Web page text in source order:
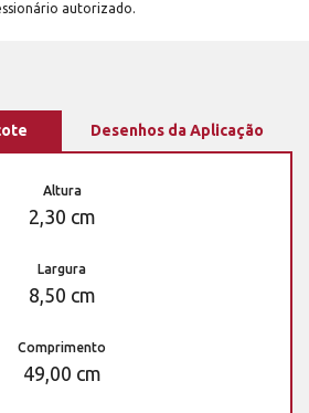
autorizado.
Desenhos da Aplicação
Altura
2,30 cm
Largura
8,50 cm
Comprimento
49,00 cm